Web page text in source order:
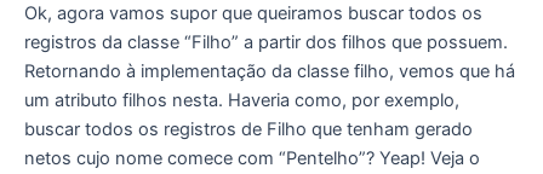
Ok, agora vamos supor que queiramos buscar todos os
registros da classe “Filho” a partir dos filhos que possuem.
Retornando à implementação da classe filho, vemos que há
um atributo filhos nesta. Haveria como, por exemplo,
buscar todos os registros de Filho que tenham gerado
netos cujo nome comece com “Pentelho”? Yeap! Veja o